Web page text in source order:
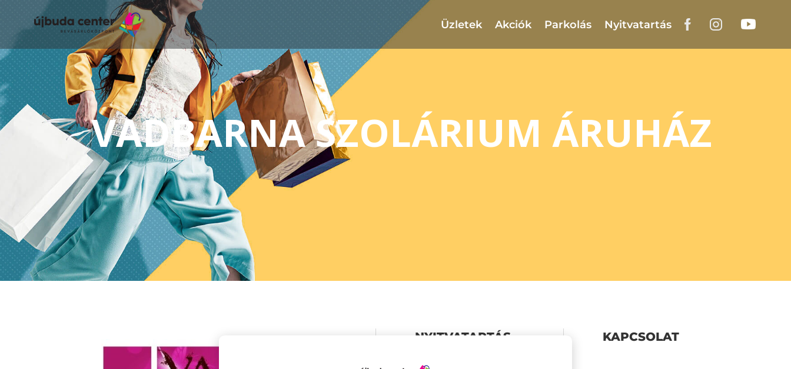
Üzletek Akciók Parkolás Nyitvatartás
VADBARNA SZOLÁRIUM ÁRUHÁZ
NYITVATARTÁS KAPCSOLAT